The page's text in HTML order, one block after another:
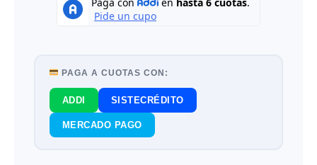
PAGA A CUOTAS CON:
ADDI SISTECRÉDITO
MERCADO PAGO